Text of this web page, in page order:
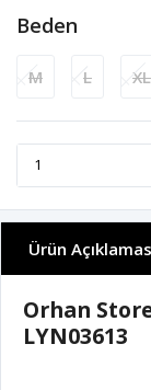
Beden
M L XL
Ürün
Orhan
LYN03613